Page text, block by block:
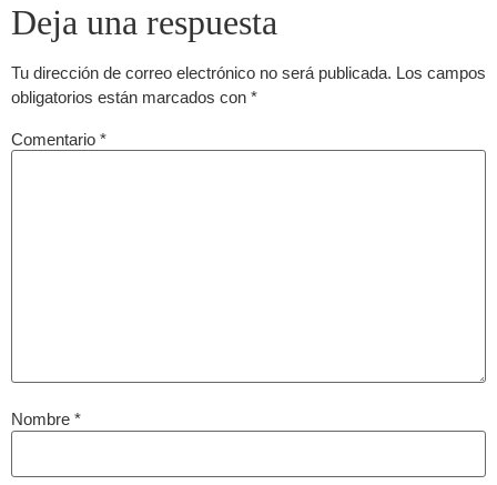
Deja una respuesta
Tu dirección de correo electrónico no será publicada. Los campos
obligatorios están marcados con *
Comentario *
Nombre *